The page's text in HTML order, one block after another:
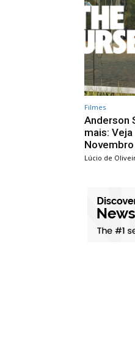
Filmes
Anderson
mais:
Novembro
Lúcio de